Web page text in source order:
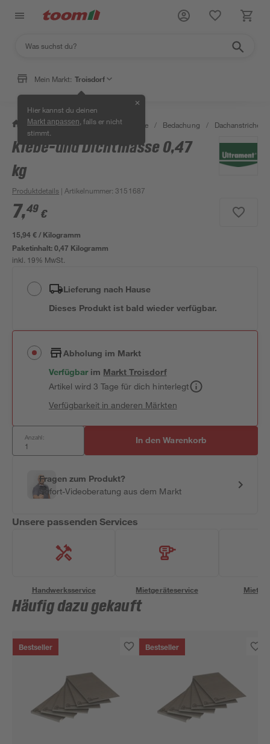
Mein Markt: Troisdorf
Hier kannst du deinen
Markt anpassen , falls er nicht
stimmt.
✕
/ Bauen & Renovieren / Baustoffe / Bedachung / Dachanstriche &
Klebe-und Dichtmasse 0,47
kg
Produktdetails | Artikelnummer:3151687
7,49 €
15,94 € / Kilogramm
Paketinhalt:0,47 Kilogramm
inkl. 19% MwSt.
Lieferung nach Hause
Dieses Produkt ist bald wieder verfügbar.
Abholung im Markt
Verfügbar im MarktTroisdorf
Artikel wird 3 Tage für dich hinterlegt
Verfügbarkeit in anderen Märkten
Anzahl: In den Warenkorb
Fragen zum Produkt?
Sofort-Videoberatung aus dem Markt
Unsere passenden Services
Handwerksservice Mietgeräteservice
Häufig dazu gekauft
Bestseller Bestseller